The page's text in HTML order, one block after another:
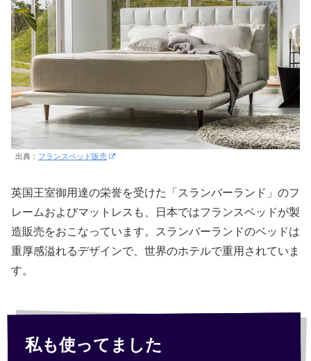
出典： フランスベッド販売
英国王室御用達の栄誉を受けた「スランバーランド」のフ
レームおよびマットレスも、日本ではフランスベッドが製
造販売をおこなっています。スランバーランドのベッドは
重厚感溢れるデザインで、世界のホテルで重用されていま
す。
私も使ってました